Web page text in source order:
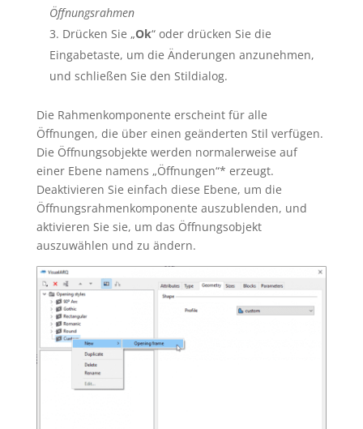
Öffnungsrahmen
Drücken Sie „Ok“ oder drücken Sie die
Eingabetaste, um die Änderungen anzunehmen,
und schließen Sie den Stildialog.
Die Rahmenkomponente erscheint für alle
Öffnungen, die über einen geänderten Stil verfügen.
Die Öffnungsobjekte werden normalerweise auf
einer Ebene namens „Öffnungen“* erzeugt.
Deaktivieren Sie einfach diese Ebene, um die
Öffnungsrahmenkomponente auszublenden, und
aktivieren Sie sie, um das Öffnungsobjekt
auszuwählen und zu ändern.